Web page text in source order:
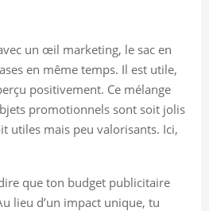
un œil marketing, le sac en
en même temps. Il est utile,
positivement. Ce mélange
promotionnels sont soit jolis
utiles mais peu valorisants. Ici,
que ton budget publicitaire
lieu d’un impact unique, tu